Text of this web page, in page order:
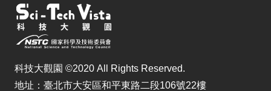
科技大觀園 ©2020 All Rights Reserved.
地址：臺北市大安區和平東路二段106號22樓